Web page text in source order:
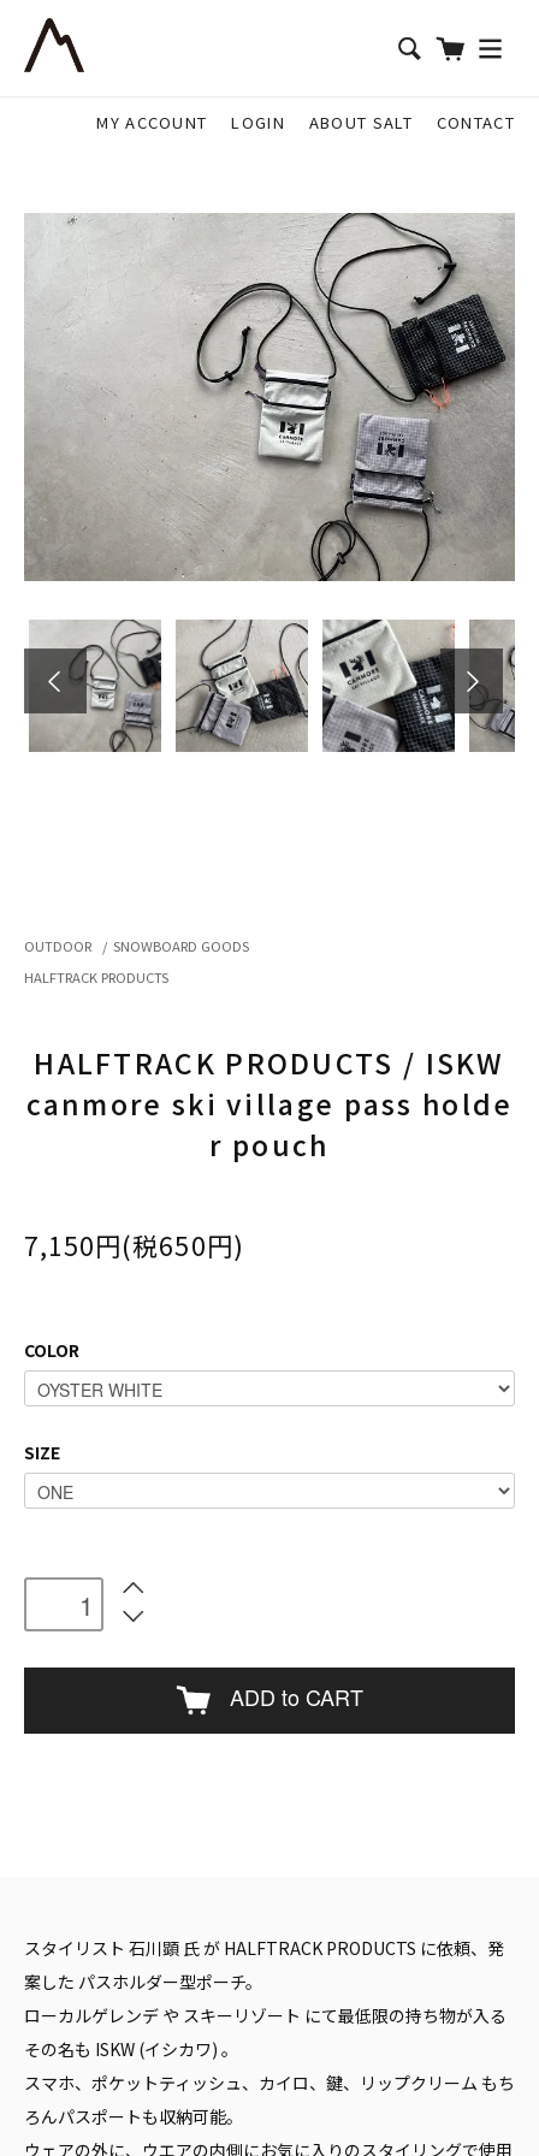
MY ACCOUNT LOGIN ABOUT SALT CONTACT
OUTDOOR / SNOWBOARD GOODS
HALFTRACK PRODUCTS
HALFTRACK PRODUCTS / ISKW
canmore ski village pass holde
r pouch
7,150円(税650円)
COLOR
SIZE
ADD to CART
スタイリスト 石川顕 氏 が HALFTRACK PRODUCTS に依頼、発
案した パスホルダー型ポーチ。
ローカルゲレンデ や スキーリゾート にて最低限の持ち物が入る
その名も ISKW (イシカワ) 。
スマホ、ポケットティッシュ、カイロ、鍵、リップクリーム もち
ろんパスポートも収納可能。
ウェアの外に、ウエアの内側にお気に入りのスタイリングで使用